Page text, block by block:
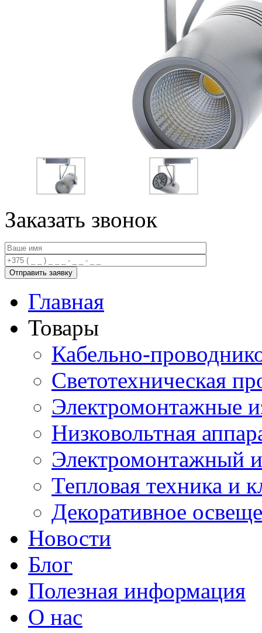
Заказать звонок
Главная
Товары
Кабельно-
Светотехническая
Электромонтажные
Низковольтная
Электромонтажный
Тепловая техника и
Декоративное
Новости
Блог
Полезная информация
О нас